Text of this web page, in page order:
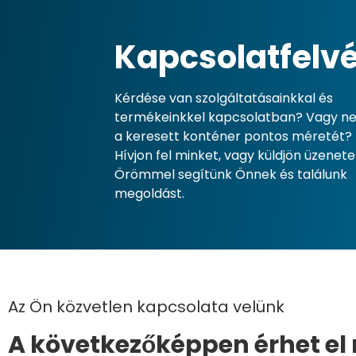
Kérdése van szolgáltatásainkkal és
termékeinkkel kapcsolatban? Vagy
a keresett konténer pontos méretét?
Hívjon fel minket, vagy küldjön
Örömmel segítünk Önnek és találunk
megoldást.
Az Ön közvetlen kapcsolata velünk
A következőképpen érhet